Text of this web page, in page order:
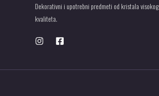
Dekorativni i upotrebni predmeti od kristala visokog
kvaliteta.